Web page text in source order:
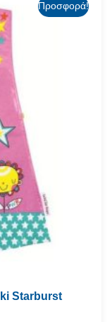
Προσφορά!
Starburst